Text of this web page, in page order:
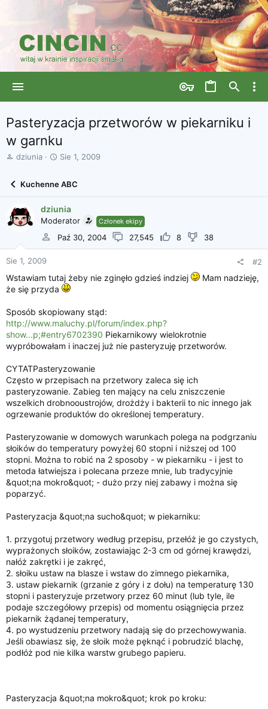
Pasteryzacja przetworów w piekarniku i
w garnku
A
w
ą
dziunia
D
a
o
z
o
ę
c
Sie 1, 2009
Kuchenne ABC
dziunia
Moderator Członek ekipy
Paź 30, 2004 27,545 8 38
Sie 1, 2009 #2
Wstawiam tutaj żeby nie zginęło gdzieś indziej
Mam nadzieję,
że się przyda
Sposób skopiowany stąd:
http://www.maluchy.pl/forum/index.php?
show...p;#entry6702390 Piekarnikowy wielokrotnie
wypróbowałam i inaczej już nie pasteryzuję przetworów.
CYTATPasteryzowanie
Często w przepisach na przetwory zaleca się ich
pasteryzowanie. Zabieg ten mający na celu zniszczenie
wszelkich drobnooustrojów, drożdży i bakterii to nic innego jak
ogrzewanie produktów do określonej temperatury.
Pasteryzowanie w domowych warunkach polega na podgrzaniu
słoików do temperatury powyżej 60 stopni i niższej od 100
stopni. Można to robić na 2 sposoby - w piekarniku - i jest to
metoda łatwiejsza i polecana przeze mnie, lub tradycyjnie
&quot;na mokro&quot; - dużo przy niej zabawy i można się
poparzyć.
Pasteryzacja &quot;na sucho&quot; w piekarniku:
1. przygotuj przetwory według przepisu, przełóż je go czystych,
wyprażonych słoików, zostawiając 2-3 cm od górnej krawędzi,
nałóż zakrętki i je zakręć,
2. słoiku ustaw na blasze i wstaw do zimnego piekarnika,
3. ustaw piekarnik (grzanie z góry i z dołu) na temperaturę 130
stopni i pasteryzuje przetwory przez 60 minut (lub tyle, ile
podaje szczegółowy przepis) od momentu osiągnięcia przez
piekarnik żądanej temperatury,
4. po wystudzeniu przetwory nadają się do przechowywania.
Jeśli obawiasz się, że słoik może pęknąć i pobrudzić blachę,
podłóż pod nie kilka warstw grubego papieru.
Pasteryzacja &quot;na mokro&quot; krok po kroku: